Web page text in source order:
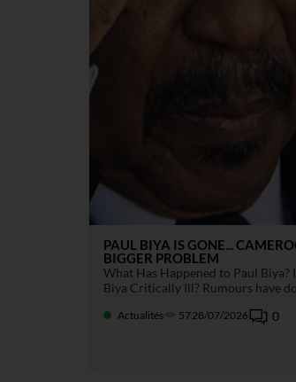
PAUL BIYA IS GONE...
BIGGER PROBLEM
What Has Happened to Paul Biya?
Biya Critically Ill? Rumours have
Actualités 5728/07/2026 0